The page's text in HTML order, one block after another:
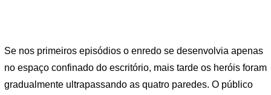
Se nos primeiros episódios o enredo se desenvolvia apenas
no espaço confinado do escritório, mais tarde os heróis foram
gradualmente ultrapassando as quatro paredes. O público